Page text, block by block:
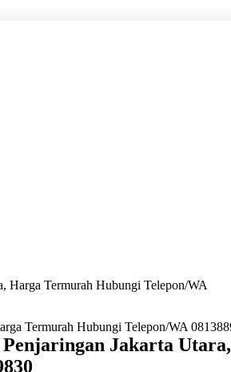
Harga Termurah Hubungi Telepon/WA
Jakarta Utara,